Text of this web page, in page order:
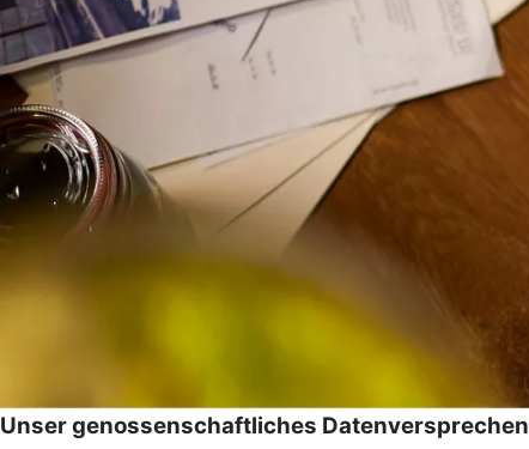
Unser genossenschaftliches Datenversprechen